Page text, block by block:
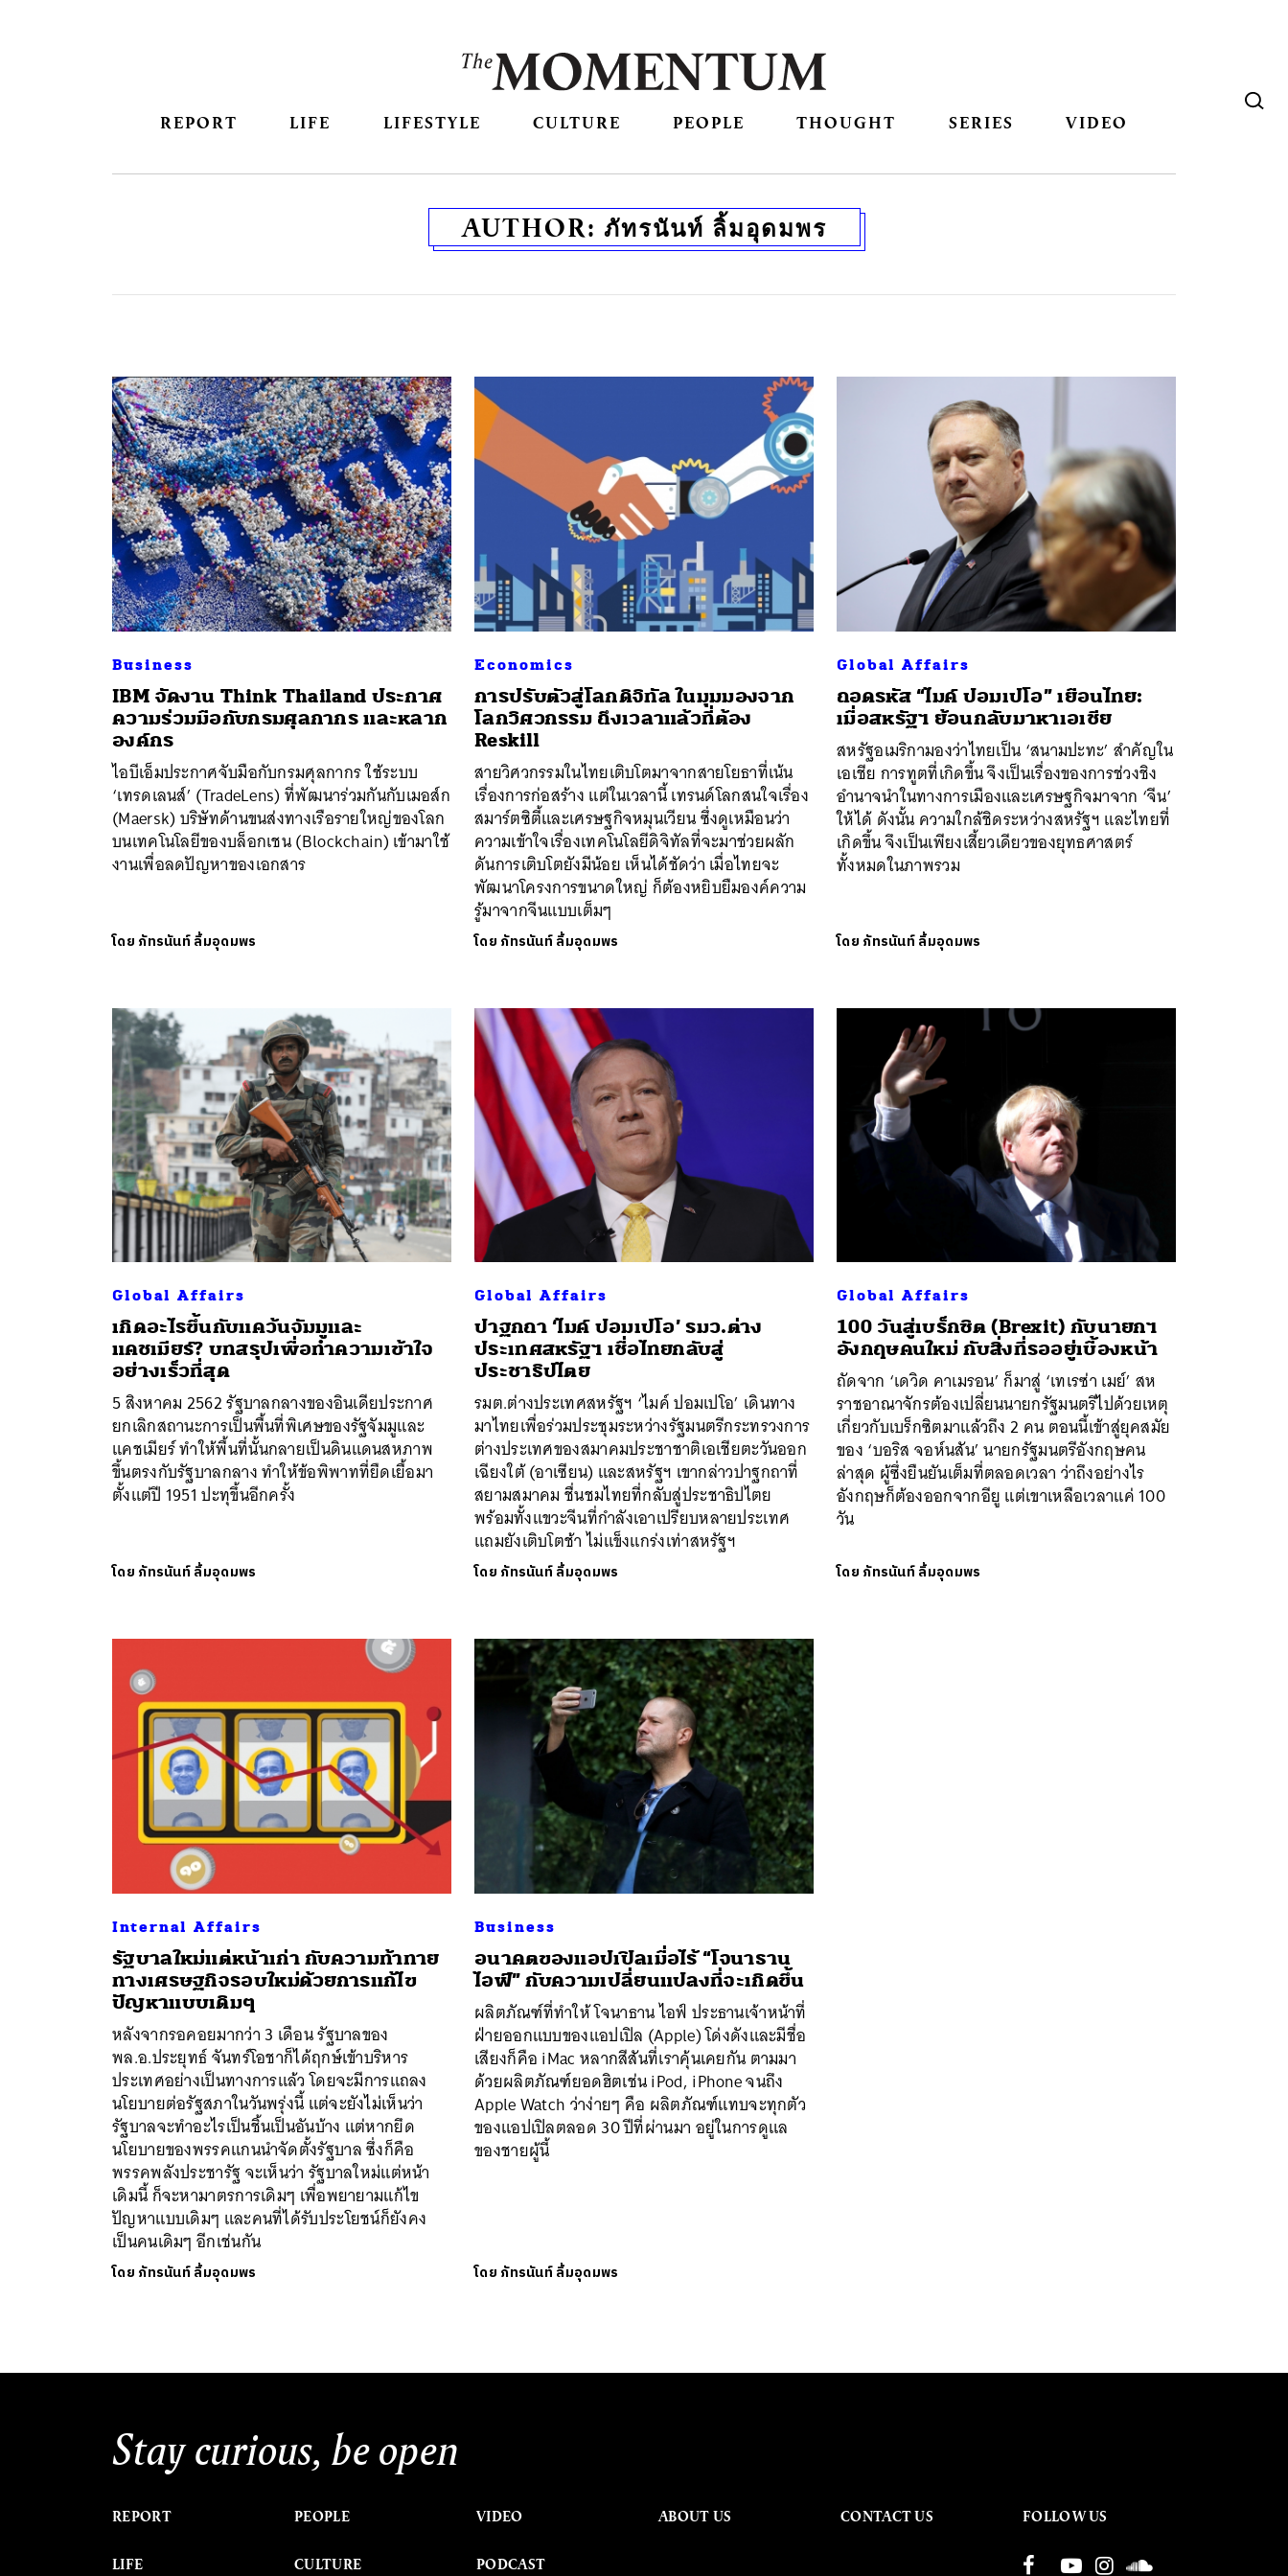
REPORT LIFE LIFESTYLE CULTURE PEOPLE THOUGHT SERIES VIDEO
AUTHOR: ภัทรนันท์ ลิ้มอุดมพร
Business
IBM จัดงาน Think Thailand ประกาศ
ความร่วมมือกับกรมศุลกากร และหลาก
องค์กร
ไอบีเอ็มประกาศจับมือกับกรมศุลกากร ใช้ระบบ
‘เทรดเลนส์’ (TradeLens) ที่พัฒนาร่วมกันกับเมอส์ก
(Maersk) บริษัทด้านขนส่งทางเรือรายใหญ่ของโลก
บนเทคโนโลยีของบล็อกเชน (Blockchain) เข้ามาใช้
งานเพื่อลดปัญหาของเอกสาร
โดย ภัทรนันท์ ลิ้มอุดมพร
Economics
การปรับตัวสู่โลกดิจิทัล ในมุมมองจาก
โลกวิศวกรรม ถึงเวลาแล้วที่ต้อง
Reskill
สายวิศวกรรมในไทยเติบโตมาจากสายโยธาที่เน้น
เรื่องการก่อสร้าง แต่ในเวลานี้ เทรนด์โลกสนใจเรื่อง
สมาร์ตซิตี้และเศรษฐกิจหมุนเวียน ซึ่งดูเหมือนว่า
ความเข้าใจเรื่องเทคโนโลยีดิจิทัลที่จะมาช่วยผลัก
ดันการเติบโตยังมีน้อย เห็นได้ชัดว่า เมื่อไทยจะ
พัฒนาโครงการขนาดใหญ่ ก็ต้องหยิบยืมองค์ความ
รู้มาจากจีนแบบเต็มๆ
โดย ภัทรนันท์ ลิ้มอุดมพร
Global Affairs
ถอดรหัส “ไมค์ ปอมเปโอ” เยือนไทย:
เมื่อสหรัฐฯ ย้อนกลับมาหาเอเชีย
สหรัฐอเมริกามองว่าไทยเป็น ‘สนามปะทะ’ สำคัญใน
เอเชีย การทูตที่เกิดขึ้น จึงเป็นเรื่องของการช่วงชิง
อำนาจนำในทางการเมืองและเศรษฐกิจมาจาก ‘จีน’
ให้ได้ ดังนั้น ความใกล้ชิดระหว่างสหรัฐฯ และไทยที่
เกิดขึ้น จึงเป็นเพียงเสี้ยวเดียวของยุทธศาสตร์
ทั้งหมดในภาพรวม
โดย ภัทรนันท์ ลิ้มอุดมพร
Global Affairs
เกิดอะไรขึ้นกับแคว้นจัมมูและ
แคชเมียร์? บทสรุปเพื่อทำความเข้าใจ
อย่างเร็วที่สุด
5 สิงหาคม 2562 รัฐบาลกลางของอินเดียประกาศ
ยกเลิกสถานะการเป็นพื้นที่พิเศษของรัฐจัมมูและ
แคชเมียร์ ทำให้พื้นที่นั้นกลายเป็นดินแดนสหภาพ
ขึ้นตรงกับรัฐบาลกลาง ทำให้ข้อพิพาทที่ยืดเยื้อมา
ตั้งแต่ปี 1951 ปะทุขึ้นอีกครั้ง
โดย ภัทรนันท์ ลิ้มอุดมพร
Global Affairs
ปาฐกถา ‘ไมค์ ปอมเปโอ’ รมว.ต่าง
ประเทศสหรัฐฯ เชื่อไทยกลับสู่
ประชาธิปไตย
รมต.ต่างประเทศสหรัฐฯ ‘ไมค์ ปอมเปโอ’ เดินทาง
มาไทยเพื่อร่วมประชุมระหว่างรัฐมนตรีกระทรวงการ
ต่างประเทศของสมาคมประชาชาติเอเชียตะวันออก
เฉียงใต้ (อาเซียน) และสหรัฐฯ เขากล่าวปาฐกถาที่
สยามสมาคม ชื่นชมไทยที่กลับสู่ประชาธิปไตย
พร้อมทั้งแขวะจีนที่กำลังเอาเปรียบหลายประเทศ
แถมยังเติบโตช้า ไม่แข็งแกร่งเท่าสหรัฐฯ
โดย ภัทรนันท์ ลิ้มอุดมพร
Global Affairs
100 วันสู่เบร็กซิต (Brexit) กับนายกฯ
อังกฤษคนใหม่ กับสิ่งที่รออยู่เบื้องหน้า
ถัดจาก ‘เดวิด คาเมรอน’ ก็มาสู่ ‘เทเรซ่า เมย์’ สห
ราชอาณาจักรต้องเปลี่ยนนายกรัฐมนตรีไปด้วยเหตุ
เกี่ยวกับเบร็กซิตมาแล้วถึง 2 คน ตอนนี้เข้าสู่ยุคสมัย
ของ ‘บอริส จอห์นสัน’ นายกรัฐมนตรีอังกฤษคน
ล่าสุด ผู้ซึ่งยืนยันเต็มที่ตลอดเวลา ว่าถึงอย่างไร
อังกฤษก็ต้องออกจากอียู แต่เขาเหลือเวลาแค่ 100
วัน
โดย ภัทรนันท์ ลิ้มอุดมพร
Internal Affairs
รัฐบาลใหม่แต่หน้าเก่า กับความท้าทาย
ทางเศรษฐกิจรอบใหม่ด้วยการแก้ไข
ปัญหาแบบเดิมๆ
หลังจากรอคอยมากว่า 3 เดือน รัฐบาลของ
พล.อ.ประยุทธ์ จันทร์โอชาก็ได้ฤกษ์เข้าบริหาร
ประเทศอย่างเป็นทางการแล้ว โดยจะมีการแถลง
นโยบายต่อรัฐสภาในวันพรุ่งนี้ แต่จะยังไม่เห็นว่า
รัฐบาลจะทำอะไรเป็นชิ้นเป็นอันบ้าง แต่หากยึด
นโยบายของพรรคแกนนำจัดตั้งรัฐบาล ซึ่งก็คือ
พรรคพลังประชารัฐ จะเห็นว่า รัฐบาลใหม่แต่หน้า
เดิมนี้ ก็จะหามาตรการเดิมๆ เพื่อพยายามแก้ไข
ปัญหาแบบเดิมๆ และคนที่ได้รับประโยชน์ก็ยังคง
เป็นคนเดิมๆ อีกเช่นกัน
โดย ภัทรนันท์ ลิ้มอุดมพร
Business
อนาคตของแอปเปิลเมื่อไร้ “โจนาธาน
ไอฟ์” กับความเปลี่ยนแปลงที่จะเกิดขึ้น
ผลิตภัณฑ์ที่ทำให้ โจนาธาน ไอฟ์ ประธานเจ้าหน้าที่
ฝ่ายออกแบบของแอปเปิล (Apple) โด่งดังและมีชื่อ
เสียงก็คือ iMac หลากสีสันที่เราคุ้นเคยกัน ตามมา
ด้วยผลิตภัณฑ์ยอดฮิตเช่น iPod, iPhone จนถึง
Apple Watch ว่าง่ายๆ คือ ผลิตภัณฑ์แทบจะทุกตัว
ของแอปเปิลตลอด 30 ปีที่ผ่านมา อยู่ในการดูแล
ของชายผู้นี้
โดย ภัทรนันท์ ลิ้มอุดมพร
Stay curious, be open
REPORT
LIFE
PEOPLE
CULTURE
VIDEO
PODCAST
ABOUT US CONTACT US FOLLOW US
SHARE TWEET LINE EMAIL